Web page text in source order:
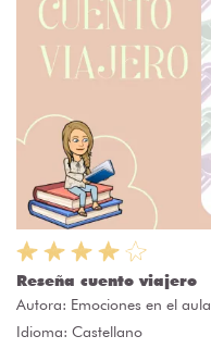
Reseña cuento viajero
Autora: Emociones en el aula
Idioma: Castellano